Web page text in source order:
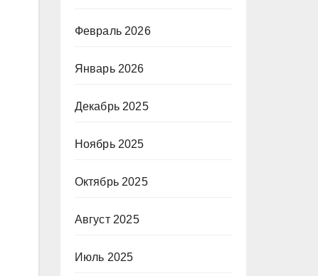
Февраль 2026
Январь 2026
Декабрь 2025
Ноябрь 2025
Октябрь 2025
Август 2025
Июль 2025